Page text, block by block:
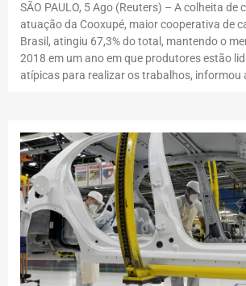
SÃO PAULO, 5 Ago (Reuters) – A colheita de
atuação da Cooxupé, maior cooperativa de
Brasil, atingiu 67,3% do total, mantendo o
2018 em um ano em que produtores estão
atípicas para realizar os trabalhos, informou